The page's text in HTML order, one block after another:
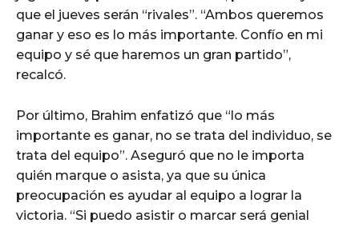
que el jueves serán “rivales”. “Ambos queremos
ganar y eso es lo más importante. Confío en mi
equipo y sé que haremos un gran partido”,
recalcó.
Por último, Brahim enfatizó que “lo más
importante es ganar, no se trata del individuo, se
trata del equipo”. Aseguró que no le importa
quién marque o asista, ya que su única
preocupación es ayudar al equipo a lograr la
victoria. “Si puedo asistir o marcar será genial